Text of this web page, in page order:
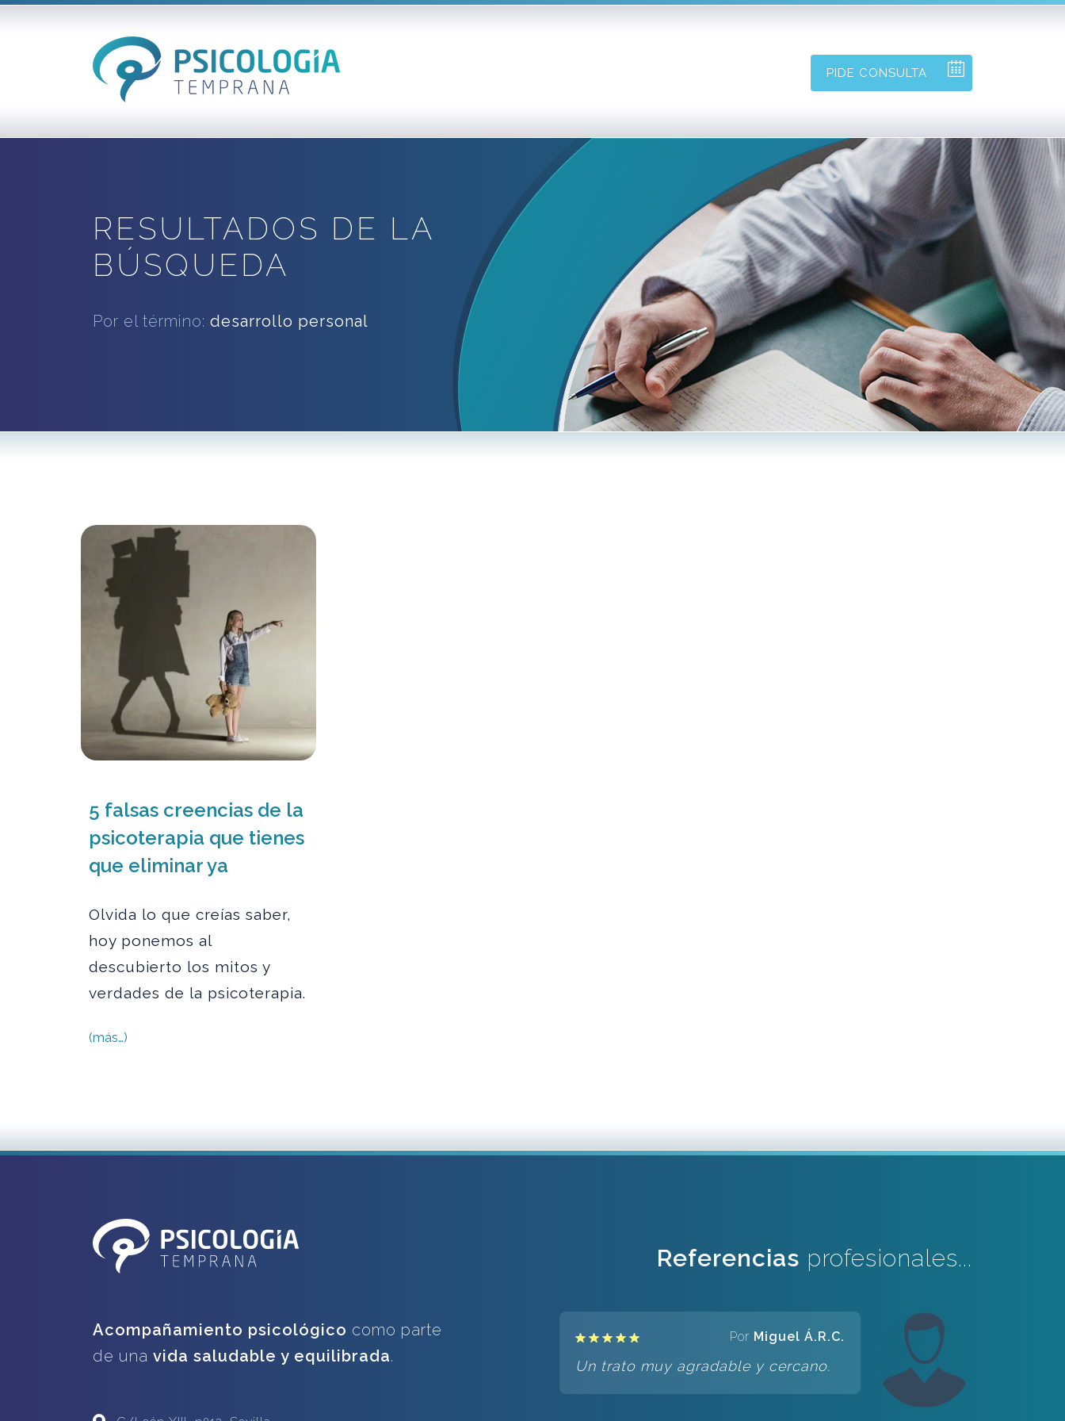
PIDE CONSULTA
CONTACTAR BLOG
RESULTADOS DE LA
BÚSQUEDA
Por el término: desarrollo personal
5 falsas creencias de la
psicoterapia que tienes
que eliminar ya
Olvida lo que creías saber,
hoy ponemos al
descubierto los mitos y
verdades de la psicoterapia.
(más…)
Acompañamiento psicológico como parte
de una vida saludable y equilibrada.
Referencias profesionales...
Por Miguel Á.R.C.
Un trato muy agradable y cercano.